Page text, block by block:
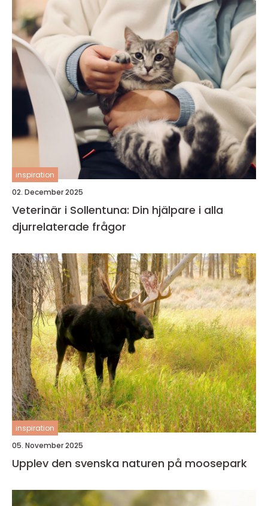
inspiration
02. December 2025
Veterinär i Sollentuna: Din hjälpare i alla
djurrelaterade frågor
inspiration
05. November 2025
Upplev den svenska naturen på moosepark